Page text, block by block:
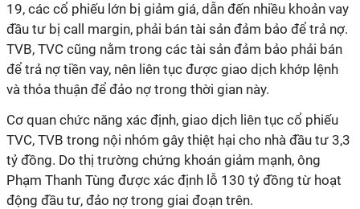
19, các cổ phiếu lớn bị giảm giá, dẫn đến nhiều khoản vay
đầu tư bị call margin, phải bán tài sản đảm bảo để trả nợ.
TVB, TVC cũng nằm trong các tài sản đảm bảo phải bán
để trả nợ tiền vay, nên liên tục được giao dịch khớp lệnh
và thỏa thuận để đảo nợ trong thời gian này.
Cơ quan chức năng xác định, giao dịch liên tục cổ phiếu
TVC, TVB trong nội nhóm gây thiệt hại cho nhà đầu tư 3,3
tỷ đồng. Do thị trường chứng khoán giảm mạnh, ông
Phạm Thanh Tùng được xác định lỗ 130 tỷ đồng từ hoạt
động đầu tư, đảo nợ trong giai đoạn trên.